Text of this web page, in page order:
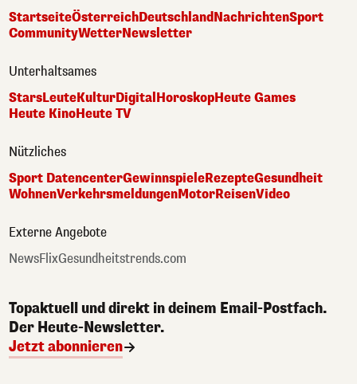
StartseiteÖsterreichDeutschlandNachrichtenSport
CommunityWetterNewsletter
Unterhaltsames
StarsLeuteKulturDigital HoroskopHeute Games
Heute KinoHeute TV
Nützliches
Sport DatencenterGewinnspieleRezepteGesundheit
WohnenVerkehrsmeldungenMotorReisenVideo
Externe Angebote
NewsFlixGesundheitstrends.com
Topaktuell und direkt in deinem Email-Postfach.
Der Heute-Newsletter.
Jetzt abonnieren